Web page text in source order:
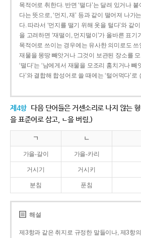
목적어로 취한다. 반면 ‘떨다’는 달려 있거나
다는 뜻으로, ‘먼지, 재’ 등과 같이 떨어져 나가
다. 따라서 ‘먼지를 떨기 위해 옷을 털다’와 같
을 고려하면 ‘재떨이, 먼지떨이’가 올바른 표기
목적어로 쓰이는 경우에는 유사한 의미로도 쓰
재물을 몽땅 빼앗거나 그것이 보관된 장소를
‘떨다’는 ‘남에게서 재물을 모조리 훔치거나 빼
다’와 결합해 합성어로 쓸 때에는 ‘털어먹다’로
제4항 다음 단어들은 거센소리로 나지 않는
을 표준어로 삼고, ㄴ을 버림.)
ㄱ ㄴ
가을-갈이 가을-카리
거시기 거시키
분침 푼침
해설
제3항과 같은 취지로 규정한 말들이나, 제3항